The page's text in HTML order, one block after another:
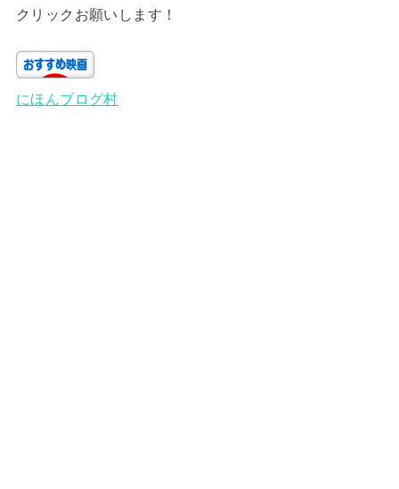
クリックお願いします！
にほんブログ村